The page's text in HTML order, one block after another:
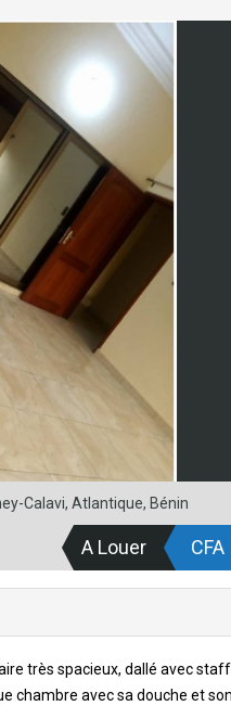
Calavi, Atlantique, Bénin
A Louer
très spacieux, dallé avec
chambre avec sa douche et